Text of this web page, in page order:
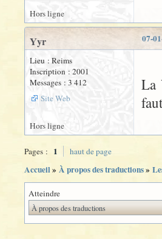
Hors ligne
07-
Yyr
Lieu : Reims
Inscription : 2001
Messages : 3 412
Site Web
La
Hors ligne
Pages : 1 haut de page
Accueil» À propos des traductions»
Atteindre